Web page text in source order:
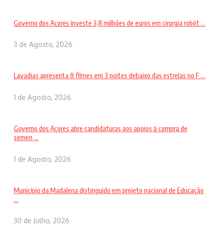
Governo dos Açores investe 3,8 milhões de euros em cirurgia robót ...
3 de Agosto, 2026
Lavadias apresenta 8 filmes em 3 noites debaixo das estrelas no F ...
1 de Agosto, 2026
Governo dos Açores abre candidaturas aos apoios à compra de
semen ...
1 de Agosto, 2026
Município da Madalena distinguido em projeto nacional de Educação
...
30 de Julho, 2026